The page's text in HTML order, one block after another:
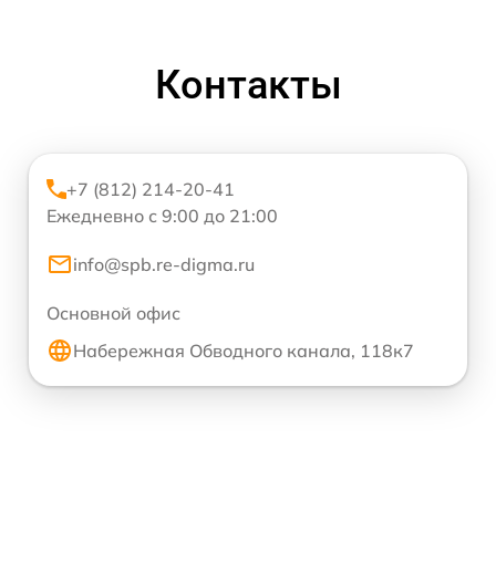
Контакты
+7 (812) 214-20-41
Ежедневно с 9:00 до 21:00
info@spb.re-digma.ru
Основной офис
Набережная Обводного канала, 118к7